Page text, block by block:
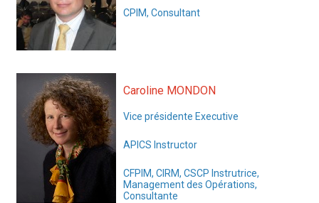
CPIM, Consultant
Caroline MONDON
Vice présidente Executive
APICS Instructor
CFPIM, CIRM, CSCP Instrutrice,
Management des Opérations,
Consultante